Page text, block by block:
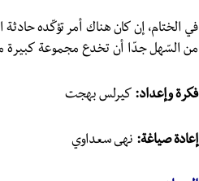
في الختام، إن كان هناك أمر تؤكّده حادثة
من السّهل جدّا أن تخدع مجموعة كبيرة
فكرة وإعداد: كيرلس بهجت
إعادة صياغة: نهى سعداوي